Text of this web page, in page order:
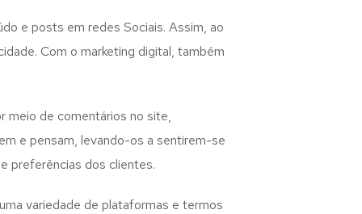
e posts em redes Sociais. Assim, ao
Com o marketing digital, também
meio de comentários no site,
e pensam, levando-os a sentirem-se
preferências dos clientes.
variedade de plataformas e termos